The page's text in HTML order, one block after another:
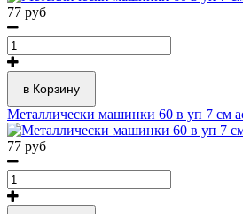
77 руб
в Корзину
Металлически машинки 60 в уп 7 см
77 руб